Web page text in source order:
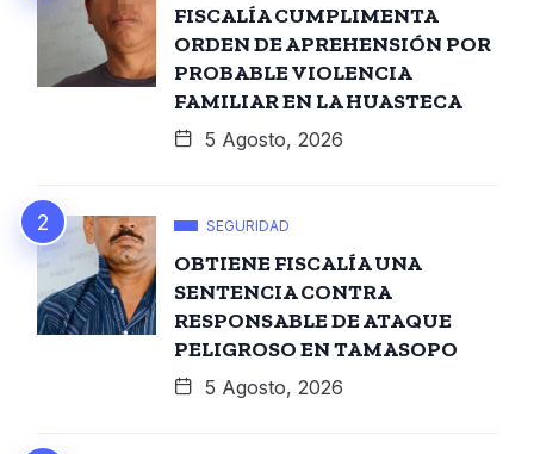
FISCALÍA CUMPLIMENTA
ORDEN DE APREHENSIÓN POR
PROBABLE VIOLENCIA
FAMILIAR EN LA HUASTECA
5 Agosto, 2026
SEGURIDAD
OBTIENE FISCALÍA UNA
SENTENCIA CONTRA
RESPONSABLE DE ATAQUE
PELIGROSO EN TAMASOPO
5 Agosto, 2026